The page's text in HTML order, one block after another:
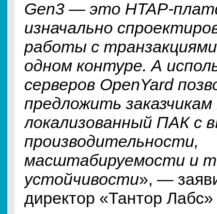
Gen3 — это HTAP-
изначально
работы с
одном контуре. А
серверов OpenYard
предложить
локализованный ПАК с
производительности,
масштабируемости и
устойчивости», —
директор «Тантор Лабс»